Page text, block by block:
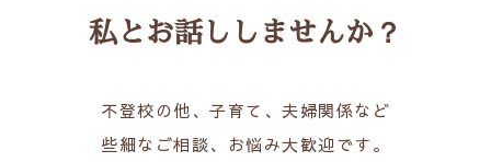
私とお話ししませんか？
不登校の他、子育て、夫婦関係など
些細なご相談、お悩み大歓迎です。